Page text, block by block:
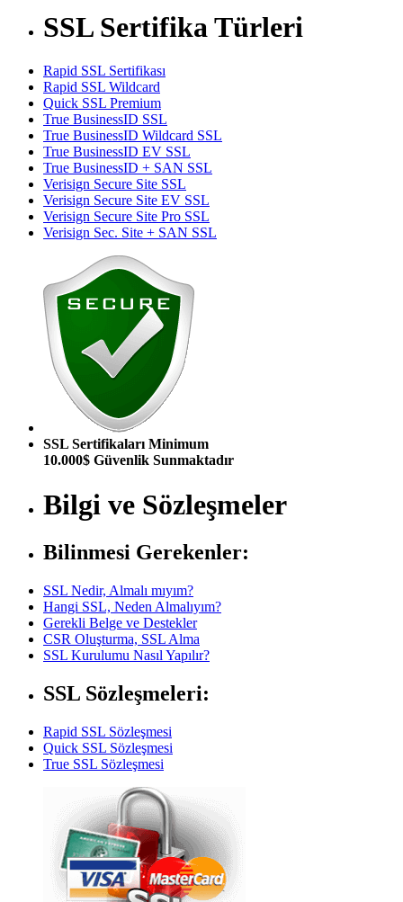
SSL Sertifika Türleri
Rapid SSL Sertifikası
Rapid SSL Wildcard
Quick SSL Premium
True BusinessID SSL
True BusinessID Wildcard SSL
True BusinessID EV SSL
True BusinessID + SAN SSL
Verisign Secure Site SSL
Verisign Secure Site EV SSL
Verisign Secure Site Pro SSL
Verisign Sec. Site + SAN SSL
SSL Sertifikaları Minimum
10.000$ Güvenlik Sunmaktadır
Bilgi ve Sözleşmeler
Bilinmesi Gerekenler:
SSL Nedir, Almalı mıyım?
Hangi SSL, Neden Almalıyım?
Gerekli Belge ve Destekler
CSR Oluşturma, SSL Alma
SSL Kurulumu Nasıl Yapılır?
SSL Sözleşmeleri:
Rapid SSL Sözleşmesi
Quick SSL Sözleşmesi
True SSL Sözleşmesi